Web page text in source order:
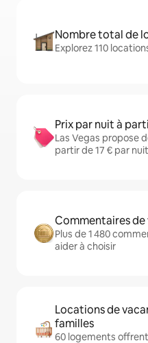
Nombre total de
Explorez 110
Prix par nuit à
Las Vegas propose
partir de 17 € par
Commentaires
Plus de 1 480
aider à choisir
Locations de
familles
60 logements